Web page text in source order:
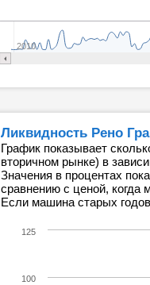
2010
Ликвидность Рено
График показывает
вторичном рынке) в
Значения в процентах
сравнению с ценой, когда
Если машина старых
100
125